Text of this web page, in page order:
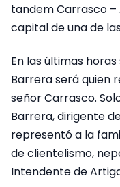
tandem Carrasco
capital de una de
En las últimas
Barrera será quien
señor Carrasco.
Barrera, dirigente
representó a la
de clientelismo,
Intendente de